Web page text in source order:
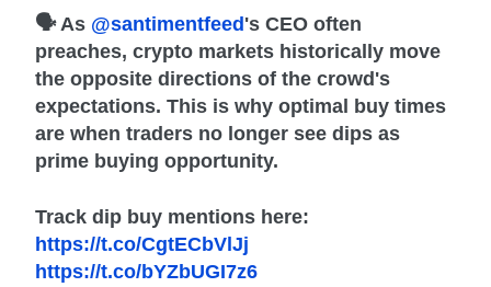
🗣️ As @santimentfeed 's CEO often
preaches, crypto markets historically move
the opposite directions of the crowd's
expectations. This is why optimal buy times
are when traders no longer see dips as
prime buying opportunity.
Track dip buy mentions here:
https://t.co/CgtECbVlJj
https://t.co/bYZbUGI7z6